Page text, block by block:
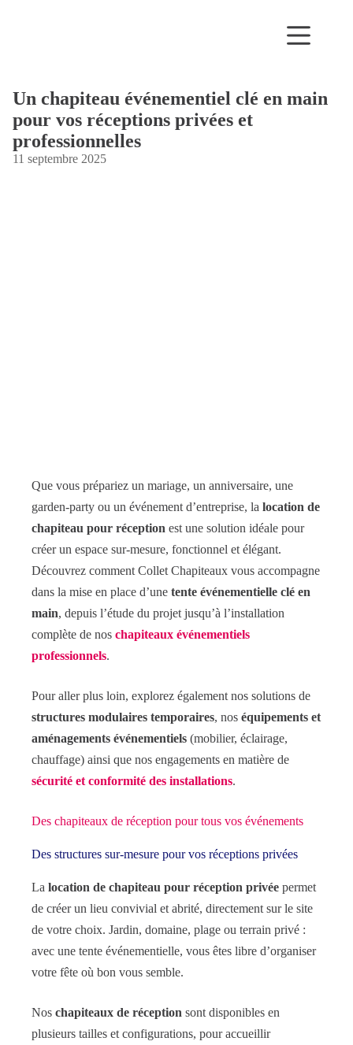
Un chapiteau événementiel clé en main
pour vos réceptions privées et
professionnelles
11 septembre 2025
Que vous prépariez un mariage, un anniversaire, une
garden-party ou un événement d’entreprise, la location de
chapiteau pour réception est une solution idéale pour
créer un espace sur-mesure, fonctionnel et élégant.
Découvrez comment Collet Chapiteaux vous accompagne
dans la mise en place d’une tente événementielle clé en
main, depuis l’étude du projet jusqu’à l’installation
complète de nos chapiteaux événementiels
professionnels.
Pour aller plus loin, explorez également nos solutions de
structures modulaires temporaires, nos équipements et
aménagements événementiels (mobilier, éclairage,
chauffage) ainsi que nos engagements en matière de
sécurité et conformité des installations.
Des chapiteaux de réception pour tous vos événements
Des structures sur-mesure pour vos réceptions privées
La location de chapiteau pour réception privée permet
de créer un lieu convivial et abrité, directement sur le site
de votre choix. Jardin, domaine, plage ou terrain privé :
avec une tente événementielle, vous êtes libre d’organiser
votre fête où bon vous semble.
Nos chapiteaux de réception sont disponibles en
plusieurs tailles et configurations, pour accueillir